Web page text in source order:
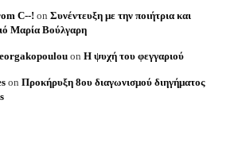
C--! on Συνέντευξη με την ποιήτρια και
Μαρία Βούλγαρη
on Η ψυχή του φεγγαριού
on Προκήρυξη 8ου διαγωνισμού διηγήματος